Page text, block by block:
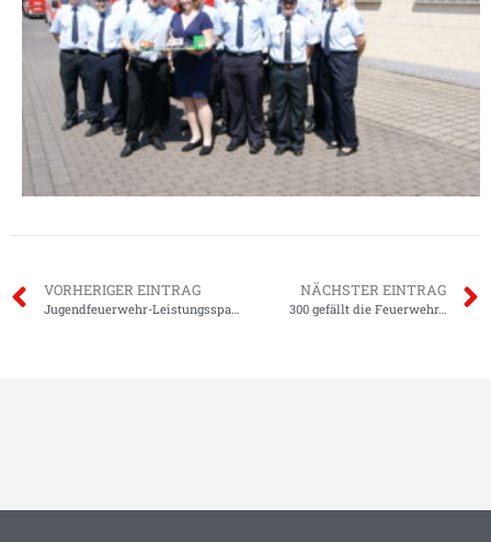
VORHERIGER EINTRAG
Jugendfeuerwehr-Leistungsspange 2012
NÄCHSTER EINTRAG
300 gefällt die Feuerwehr…